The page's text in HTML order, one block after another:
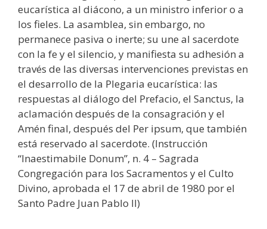
eucarística al diácono, a un ministro inferior o a
los fieles. La asamblea, sin embargo, no
permanece pasiva o inerte; su une al sacerdote
con la fe y el silencio, y manifiesta su adhesión a
través de las diversas intervenciones previstas en
el desarrollo de la Plegaria eucarística: las
respuestas al diálogo del Prefacio, el Sanctus, la
aclamación después de la consagración y el
Amén final, después del Per ipsum, que también
está reservado al sacerdote. (Instrucción
“Inaestimabile Donum”, n. 4 – Sagrada
Congregación para los Sacramentos y el Culto
Divino, aprobada el 17 de abril de 1980 por el
Santo Padre Juan Pablo II)